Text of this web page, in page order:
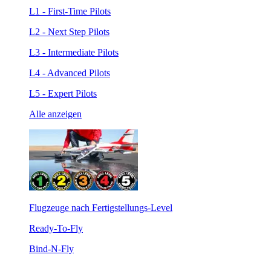
L1 - First-Time Pilots
L2 - Next Step Pilots
L3 - Intermediate Pilots
L4 - Advanced Pilots
L5 - Expert Pilots
Alle anzeigen
Flugzeuge nach Fertigstellungs-Level
Ready-To-Fly
Bind-N-Fly